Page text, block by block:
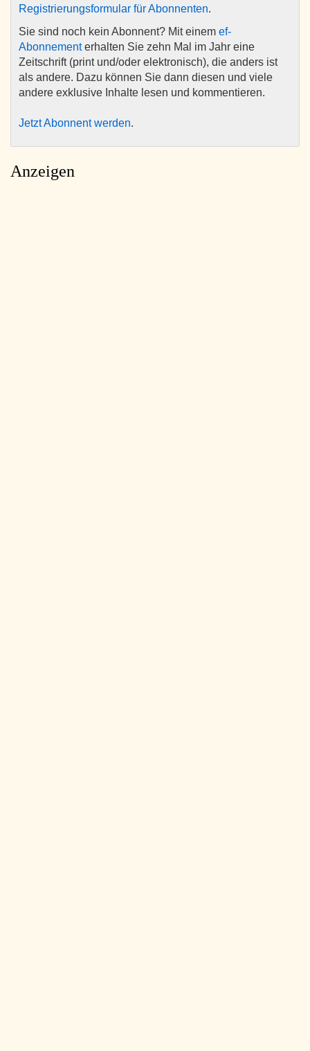
Registrierungsformular für Abonnenten.
Sie sind noch kein Abonnent? Mit einem ef-
Abonnementerhalten Sie zehn Mal im Jahr eine
Zeitschrift (print und/oder elektronisch), die anders ist
als andere. Dazu können Sie dann diesen und viele
andere exklusive Inhalte lesen und kommentieren.
Jetzt Abonnent werden.
Anzeigen